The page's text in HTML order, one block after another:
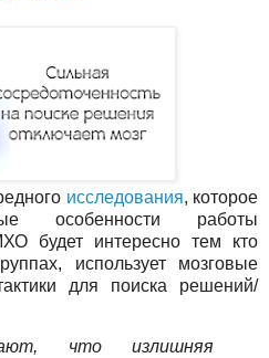
исследования, которое
особенности работы
будет интересно тем кто
использует мозговые
для поиска решений/
что излишняя